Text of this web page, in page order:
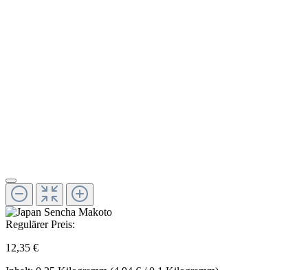
Regulärer Preis:
12,35 €